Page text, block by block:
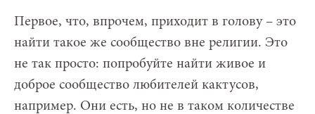
Первое, что, впрочем, приходит в голову – это
найти такое же сообщество вне религии. Это
не так просто: попробуйте найти живое и
доброе сообщество любителей кактусов,
например. Они есть, но не в таком количестве